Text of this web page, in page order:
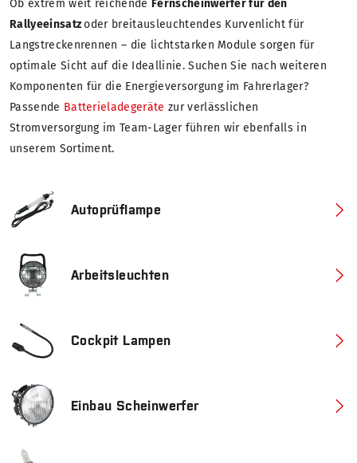
Ob extrem weit reichende Fernscheinwerfer für den
Rallyeeinsatzoder breitausleuchtendes Kurvenlicht für
Langstreckenrennen – die lichtstarken Module sorgen für
optimale Sicht auf die Ideallinie. Suchen Sie nach weiteren
Komponenten für die Energieversorgung im Fahrerlager?
Passende Batterieladegeräte zur verlässlichen
Stromversorgung im Team-Lager führen wir ebenfalls in
unserem Sortiment.
Autoprüflampe
Arbeitsleuchten
Cockpit Lampen
Einbau Scheinwerfer